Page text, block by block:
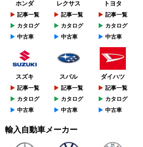
ホンダ
記事一覧
カタログ
中古車
レクサス
記事一覧
カタログ
中古車
トヨタ
記事一覧
カタログ
中古車
スズキ
記事一覧
カタログ
中古車
スバル
記事一覧
カタログ
中古車
ダイハツ
記事一覧
カタログ
中古車
輸入自動車メーカー